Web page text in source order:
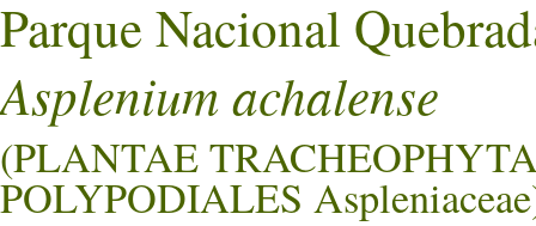
Parque Nacional
Asplenium achalense
(PLANTAE
POLYPODIALES